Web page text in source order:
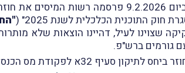
התוכנית הכלכלית לשנת 2025" (
שצוינו לעיל, דהיינו הוצאות שלא
גורמים ברש"פ.
סעיף 32א לפקודת מס הכנסה.